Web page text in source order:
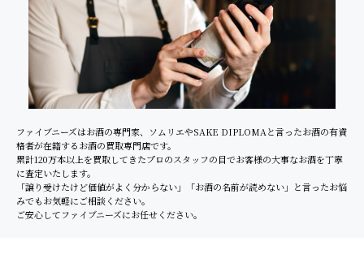
ファイブニーズはお酒の専門家、ソムリエやSAKE DIPLOMAと言ったお酒の有資
格者が在籍するお酒の買取専門店です。
累計120万本以上を買取してきたプロのスタッフの目でお客様の大事なお酒を丁寧
に査定いたします。
「譲り受けたけど価値がよく分からない」「お酒の名前が読めない」と言ったお悩
みでもお気軽にご相談ください。
ご安心してファイブニーズにお任せください。